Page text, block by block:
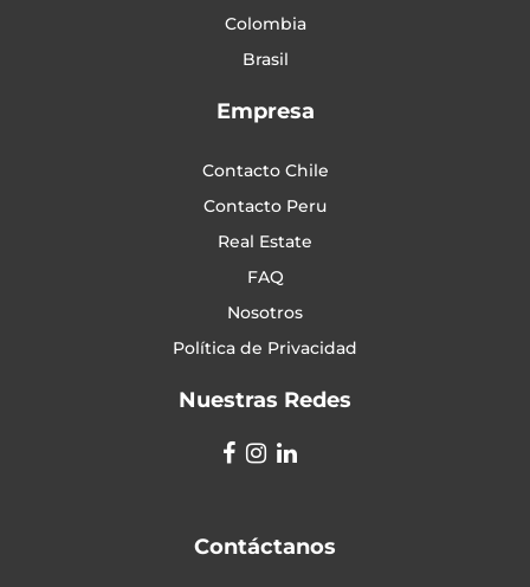
Colombia
Brasil
Empresa
Contacto Chile
Contacto Peru
Real Estate
FAQ
Nosotros
Política de Privacidad
Nuestras Redes
Contáctanos